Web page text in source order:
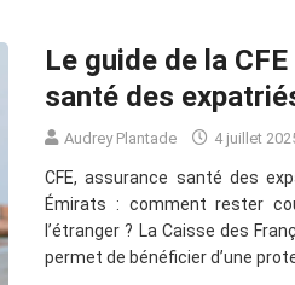
Le guide de la
santé des
Audrey Plantade 4 juillet
CFE, assurance santé des
Émirats : comment rester
l’étranger ? La Caisse des
permet de bénéficier d’une